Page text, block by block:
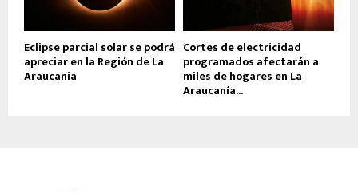
Eclipse parcial solar se podrá
apreciar en la Región de La
Araucania
Cortes de electricidad
programados afectarán a
miles de hogares en La
Araucanía...